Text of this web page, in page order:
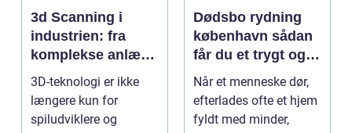
3d Scanning i
industrien: fra
komplekse anlæg
til præcise
beslutninger
3D-teknologi er ikke
længere kun for
spiludviklere og
Dødsbo rydning
københavn sådan
får du et trygt og
professionelt
forløb
Når et menneske dør,
efterlades ofte et hjem
fyldt med minder,